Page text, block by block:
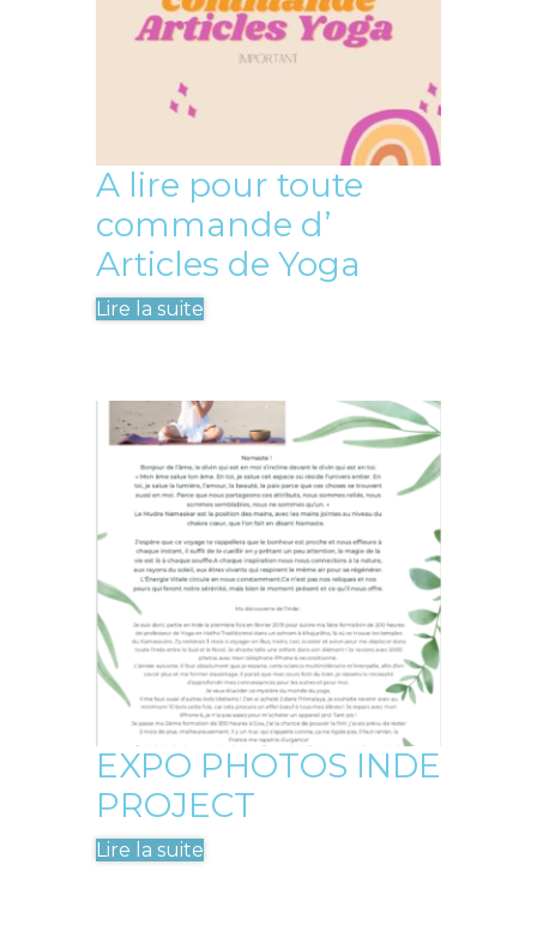
A lire pour toute
commande d’
Articles de Yoga
Lire la suite
EXPO PHOTOS INDE
PROJECT
Lire la suite